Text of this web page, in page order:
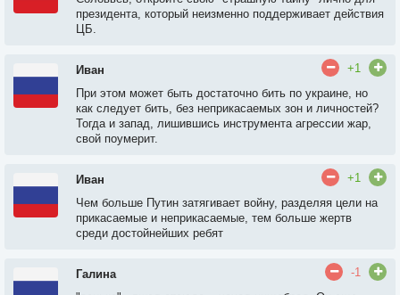
президента, который неизменно поддерживает действия
ЦБ.
Иван
+1
При этом может быть достаточно бить по украине, но
как следует бить, без неприкасаемых зон и личностей?
Тогда и запад, лишившись инструмента агрессии жар,
свой поумерит.
Иван
+1
Чем больше Путин затягивает войну, разделяя цели на
прикасаемые и неприкасаемые, тем больше жертв
среди достойнейших ребят
Галина
-1